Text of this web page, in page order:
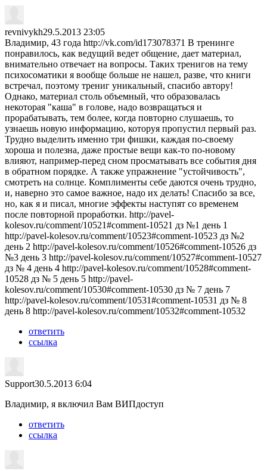
revnivykh29.5.2013 23:05
Владимир, 43 года http://vk.com/id173078371 В тренинге
понравилось, как ведущий ведет общение, дает материал,
внимательно отвечает на вопросы. Таких тренигов на тему
психосоматики я вообще больше не нашел, разве, что книги
встречал, поэтому трениг уникальный, спасибо автору!
Однако, материал столь объемный, что образовалась
некоторая "каша" в голове, надо возвращаться и
прорабатывать, тем более, когда повторно слушаешь, то
узнаешь новую информацию, которуя пропустил первый раз.
Трудно выделить именно три фишки, каждая по-своему
хороша и полезна, даже простые вещи как-то по-новому
влияют, например-перед сном просматывать все события дня
в обратном порядке. А также упражнение "устойчивость",
смотреть на солнце. Комплименты себе даются очень трудно,
и, наверно это самое важное, надо их делать! Спасибо за все,
но, как я и писал, многие эффекты наступят со временем
после повторной проработки. http://pavel-
kolesov.ru/comment/10521#comment-10521 дз №1 день 1
http://pavel-kolesov.ru/comment/10523#comment-10523 дз №2
день 2 http://pavel-kolesov.ru/comment/10526#comment-10526 дз
№3 день 3 http://pavel-kolesov.ru/comment/10527#comment-10527
дз № 4 день 4 http://pavel-kolesov.ru/comment/10528#comment-
10528 дз № 5 день 5 http://pavel-
kolesov.ru/comment/10530#comment-10530 дз № 7 день 7
http://pavel-kolesov.ru/comment/10531#comment-10531 дз № 8
день 8 http://pavel-kolesov.ru/comment/10532#comment-10532
ответить
ссылка
Support30.5.2013 6:04
Владимир, я включил Вам ВИПдоступ
ответить
ссылка